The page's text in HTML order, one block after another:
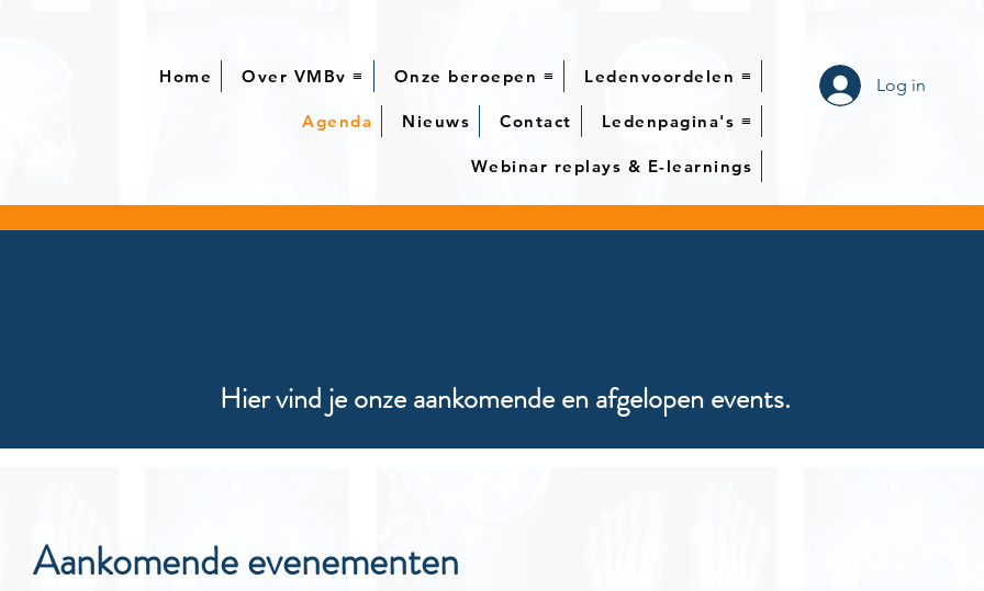
Home Over VMBv ≡ Onze beroepen ≡ Ledenvoordelen ≡
Agenda Nieuws Contact Ledenpagina's ≡
Webinar replays & E-learnings
Log in
Hier vind je onze aankomende en afgelopen events.
Aankomende evenementen